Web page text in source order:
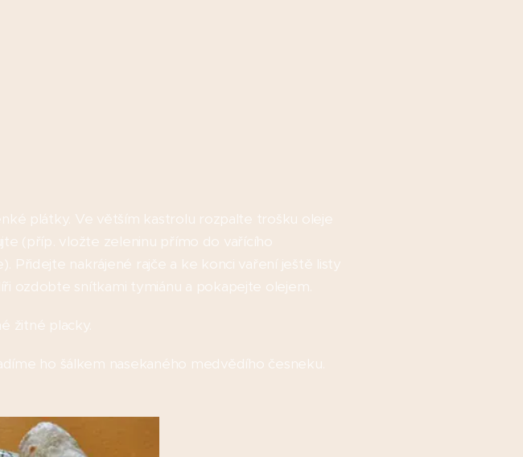
plátky. Ve větším kastrolu rozpalte trošku oleje
(příp. vložte zeleninu přímo do vařícího
Přidejte nakrájené rajče a ke konci vaření ještě listy
ozdobte snítkami tymiánu a pokapejte olejem.
žitné placky.
ho šálkem nasekaného medvědího česneku.